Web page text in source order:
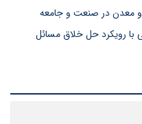
و معدن در صنعت و جامعه
با رویکرد حل خلاق مسائل